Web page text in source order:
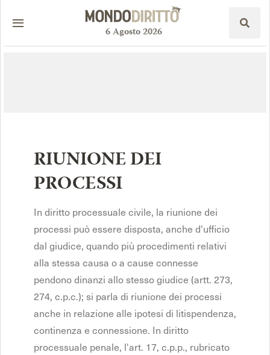
6Agosto2026
RIUNIONE DEI
PROCESSI
In diritto processuale civile, la riunione dei
processi può essere disposta, anche d'ufficio
dal giudice, quando più procedimenti relativi
alla stessa causa o a cause connesse
pendono dinanzi allo stesso giudice (artt. 273,
274, c.p.c.); si parla di riunione dei processi
anche in relazione alle ipotesi di litispendenza,
continenza e connessione. In diritto
processuale penale, l'art. 17, c.p.p., rubricato